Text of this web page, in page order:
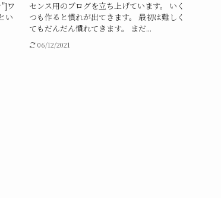
ワ
い
センス用のブログを立ち上げています。 いく
つも作ると慣れが出てきます。 最初は難しく
てもだんだん慣れてきます。 まだ...
06/12/2021